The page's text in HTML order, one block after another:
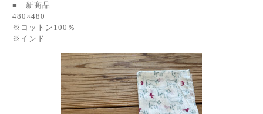
■ 新商品
480×480
※コットン100％
※インド